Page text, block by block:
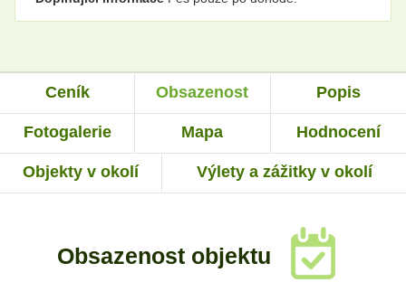
Ceník Obsazenost Popis
Fotogalerie Mapa Hodnocení
Objekty v okolí Výlety a zážitky v okolí
Obsazenost objektu